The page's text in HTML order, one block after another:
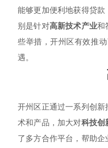
能够更加便利地获得贷
别是针对高新技术产业和
些举措，开州区有效推
遇。
开州区正通过一系列创新
术和产品，加大对科技创
了多方合作平台，帮助